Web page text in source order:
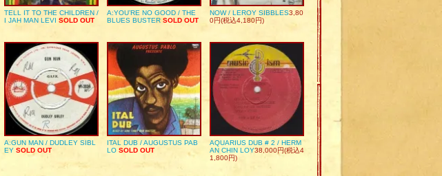
TELL IT TO THE CHILDREN /
I JAH MAN LEVI SOLD OUT
A:YOU’RE NO GOOD / THE
BLUES BUSTER SOLD OUT
NOW / LEROY SIBBLES3,80
0円(税込4,180円)
A:GUN MAN / DUDLEY SIBL
EY SOLD OUT
ITAL DUB / AUGUSTUS PAB
LO SOLD OUT
AQUARIUS DUB # 2 / HERM
AN CHIN LOY38,000円(税込4
1,800円)